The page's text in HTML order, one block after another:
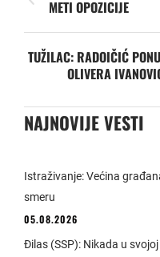
METI OPOZICIJE
TUŽILAC: RADOIČIĆ
OLIVERA
NAJNOVIJE VESTI
Istraživanje: Većina
smeru
05.08.2026
Đilas (SSP): Nikada u